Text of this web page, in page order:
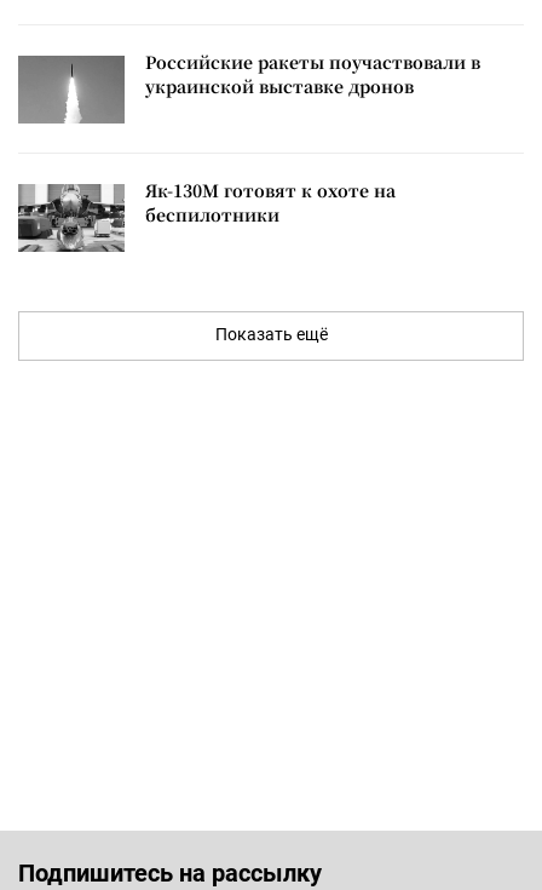
Российские ракеты поучаствовали в
украинской выставке дронов
Як-130М готовят к охоте на
беспилотники
Показать ещё
Подпишитесь на рассылку